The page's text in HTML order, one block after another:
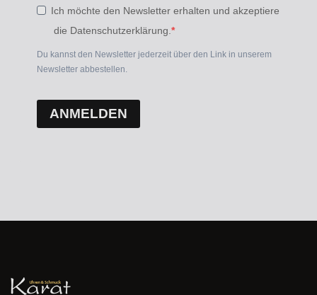
Ich möchte den Newsletter erhalten und akzeptiere
die Datenschutzerklärung.
Du kannst den Newsletter jederzeit über den Link in unserem
Newsletter abbestellen.
ANMELDEN